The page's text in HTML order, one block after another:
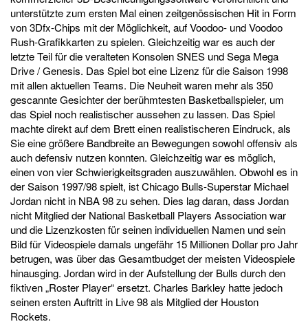
unterstützte zum ersten Mal einen zeitgenössischen Hit in Form
von 3Dfx-Chips mit der Möglichkeit, auf Voodoo- und Voodoo
Rush-Grafikkarten zu spielen. Gleichzeitig war es auch der
letzte Teil für die veralteten Konsolen SNES und Sega Mega
Drive / Genesis. Das Spiel bot eine Lizenz für die Saison 1998
mit allen aktuellen Teams. Die Neuheit waren mehr als 350
gescannte Gesichter der berühmtesten Basketballspieler, um
das Spiel noch realistischer aussehen zu lassen. Das Spiel
machte direkt auf dem Brett einen realistischeren Eindruck, als
Sie eine größere Bandbreite an Bewegungen sowohl offensiv als
auch defensiv nutzen konnten. Gleichzeitig war es möglich,
einen von vier Schwierigkeitsgraden auszuwählen. Obwohl es in
der Saison 1997/98 spielt, ist Chicago Bulls-Superstar Michael
Jordan nicht in NBA 98 zu sehen. Dies lag daran, dass Jordan
nicht Mitglied der National Basketball Players Association war
und die Lizenzkosten für seinen individuellen Namen und sein
Bild für Videospiele damals ungefähr 15 Millionen Dollar pro Jahr
betrugen, was über das Gesamtbudget der meisten Videospiele
hinausging. Jordan wird in der Aufstellung der Bulls durch den
fiktiven „Roster Player“ ersetzt. Charles Barkley hatte jedoch
seinen ersten Auftritt in Live 98 als Mitglied der Houston
Rockets.